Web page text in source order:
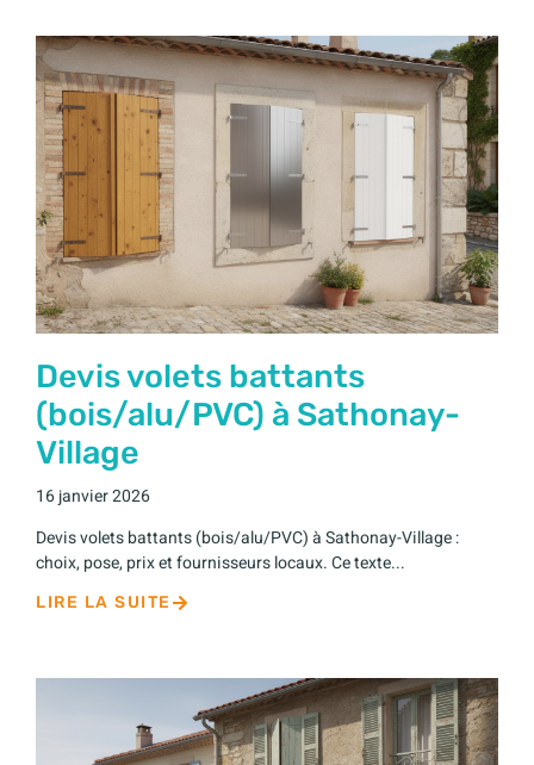
Devis volets battants
(bois/alu/PVC) à Sathonay-
Village
16 janvier 2026
Devis volets battants (bois/alu/PVC) à Sathonay-Village :
choix, pose, prix et fournisseurs locaux. Ce texte...
LIRE LA SUITE